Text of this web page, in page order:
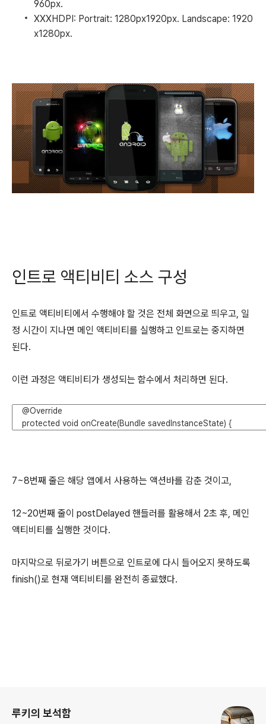
960px.
XXXHDPI: Portrait: 1280px1920px. Landscape: 1920
x1280px.
인트로 액티비티 소스 구성
인트로 액티비티에서 수행해야 할 것은 전체 화면으로 띄우고, 일
정 시간이 지나면 메인 액티비티를 실행하고 인트로는 중지하면
된다.
이런 과정은 액티비티가 생성되는 함수에서 처리하면 된다.
7~8번째 줄은 해당 앱에서 사용하는 액션바를 감춘 것이고,
12~20번째 줄이 postDelayed 핸들러를 활용해서 2초 후, 메인
액티비티를 실행한 것이다.
마지막으로 뒤로가기 버튼으로 인트로에 다시 들어오지 못하도록
finish()로 현재 액티비티를 완전히 종료했다.
루키의 보석함